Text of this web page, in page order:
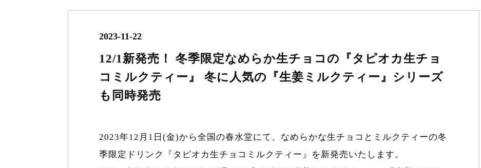
2023-11-22
12/1新発売！ 冬季限定なめらか生チョコの『タピオカ生チョ
コミルクティー』 冬に人気の『生姜ミルクティー』シリーズ
も同時発売
2023年12月1日(金)から全国の春水堂にて、なめらかな生チョコとミルクティーの冬
季限定ドリンク『タピオカ生チョコミルクティー』を新発売いたします。